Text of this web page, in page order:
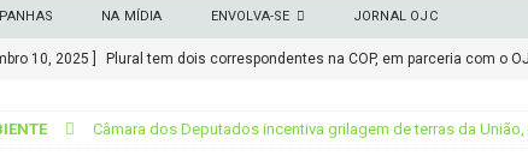
NA MÍDIA ENVOLVA-SE JORNAL OJC
10, 2025 ] Plural tem dois correspondentes na COP, em parceria com o OJ
MANIFESTO EM DEFESA DO SISTEMA NACIONAL DE UNIDADES DE
Câmara dos Deputados incentiva grilagem de terras da